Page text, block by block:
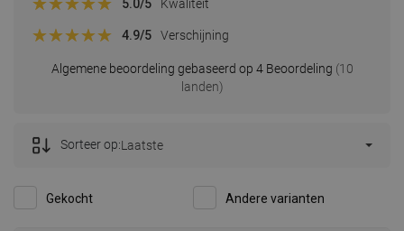
Algemene beoordeling gebaseerd op 4 Beoordeling (10
landen)
5.0/5 Kwaliteit
4.9/5 Verschijning
Gekocht Andere varianten
Sorteer op:Laatste